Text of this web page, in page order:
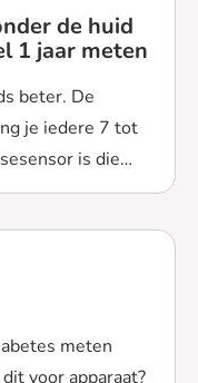
de huid
1 jaar meten
beter. De
je iedere 7 tot
is die
onderzoek blijkt
onder de huid
meten
voor apparaat?